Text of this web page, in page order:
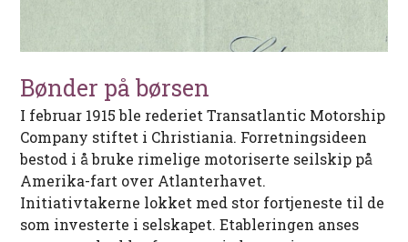
Bønder på børsen
I februar 1915 ble rederiet Transatlantic Motorship
Company stiftet i Christiania. Forretningsideen
bestod i å bruke rimelige motoriserte seilskip på
Amerika-fart over Atlanterhavet.
Initiativtakerne lokket med stor fortjeneste til de
som investerte i selskapet. Etableringen anses